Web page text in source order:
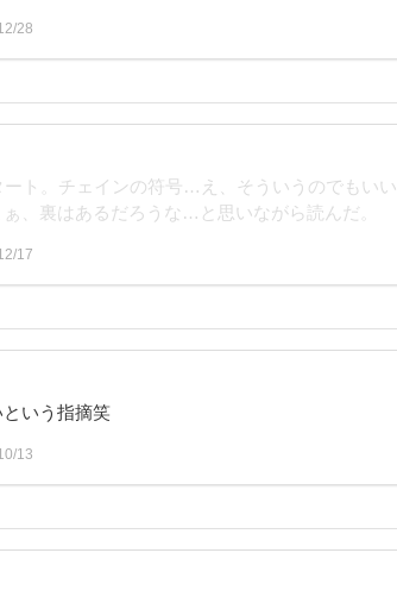
28
ート。チェインの符号…え、そういうのでもいい
、裏はあるだろうな…と思いながら読んだ。
17
いう指摘笑
13